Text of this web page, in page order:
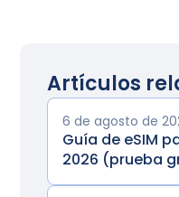
Artículos
6 de agosto de
Guía de eSIM
2026 (prueba